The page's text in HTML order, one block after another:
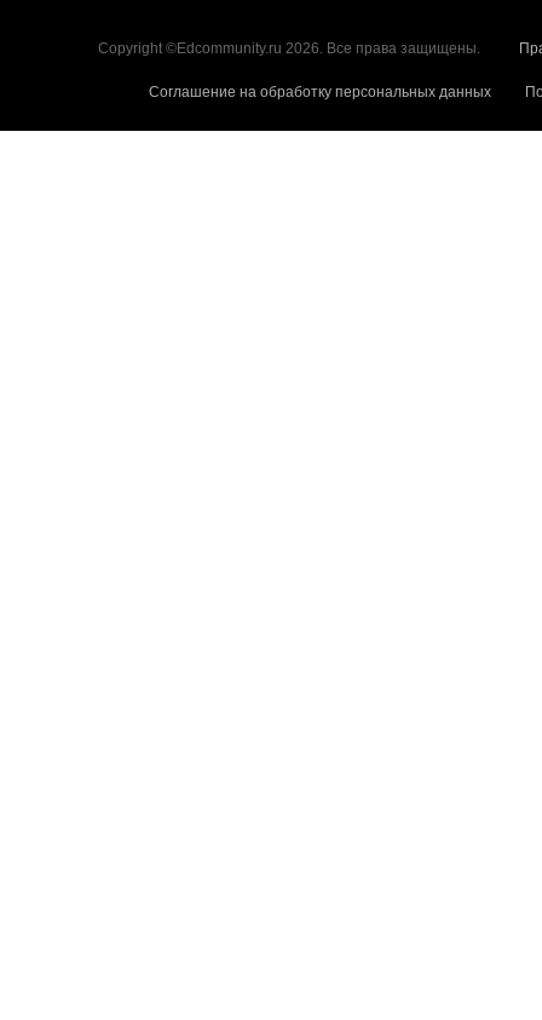
Copyright ©Edcommunity.ru 2026. Все права защищены.
Соглашение на обработку персональных данных